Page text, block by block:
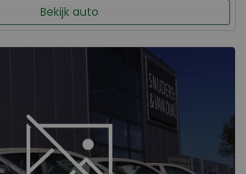
Bekijk auto